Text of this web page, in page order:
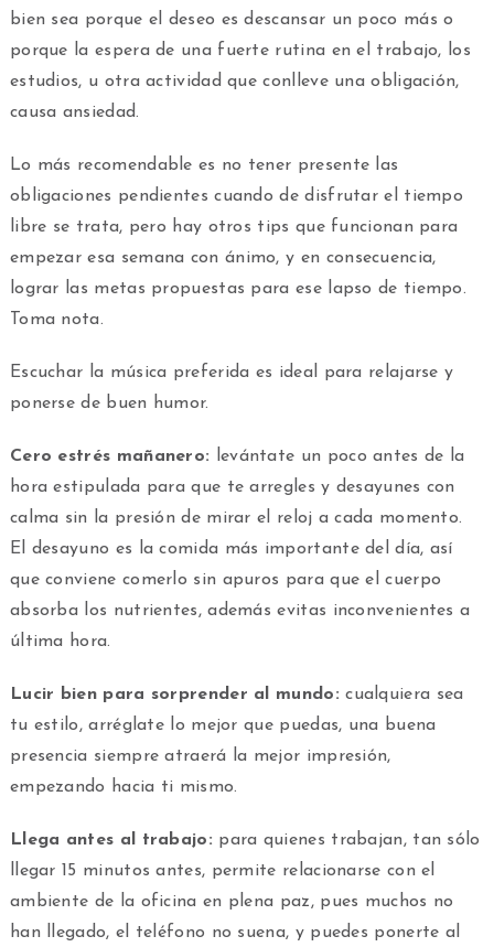
bien sea porque el deseo es descansar un poco más o
porque la espera de una fuerte rutina en el trabajo, los
estudios, u otra actividad que conlleve una obligación,
causa ansiedad.
Lo más recomendable es no tener presente las
obligaciones pendientes cuando de disfrutar el tiempo
libre se trata, pero hay otros tips que funcionan para
empezar esa semana con ánimo, y en consecuencia,
lograr las metas propuestas para ese lapso de tiempo.
Toma nota.
Escuchar la música preferida es ideal para relajarse y
ponerse de buen humor.
Cero estrés mañanero: levántate un poco antes de la
hora estipulada para que te arregles y desayunes con
calma sin la presión de mirar el reloj a cada momento.
El desayuno es la comida más importante del día, así
que conviene comerlo sin apuros para que el cuerpo
absorba los nutrientes, además evitas inconvenientes a
última hora.
Lucir bien para sorprender al mundo: cualquiera sea
tu estilo, arréglate lo mejor que puedas, una buena
presencia siempre atraerá la mejor impresión,
empezando hacia ti mismo.
Llega antes al trabajo: para quienes trabajan, tan sólo
llegar 15 minutos antes, permite relacionarse con el
ambiente de la oficina en plena paz, pues muchos no
han llegado, el teléfono no suena, y puedes ponerte al